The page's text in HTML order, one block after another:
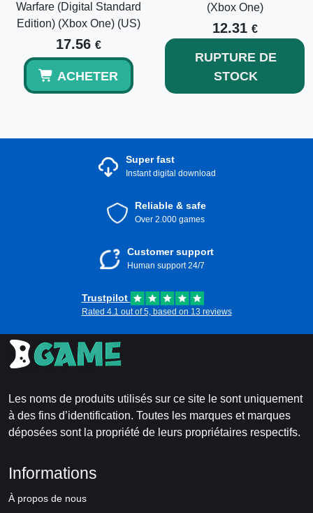
Warfare (Digital Standard
Edition) (Xbox One) (US)
17.56 €
ACHETER
(Xbox One)
12.31 €
RUPTURE DE
STOCK
Super fast
Instant digital download
Reliable & safe
Over 2.000 games
Customer support
Human support 24/7
Trustpilot
Rated 4.1 out of 5, based on 13 reviews
Les noms de produits utilisés sur ce site le sont uniquement
à des fins d’identification. Toutes les marques et marques
déposées sont la propriété de leurs propriétaires respectifs.
Informations
À propos de nous